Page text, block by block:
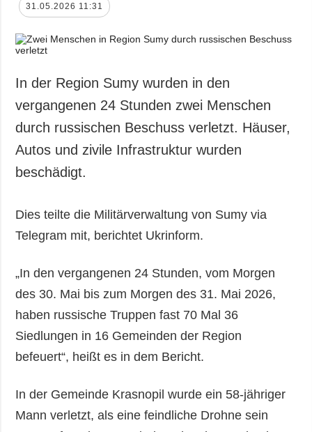
31.05.2026 11:31
In der Region Sumy wurden in den
vergangenen 24 Stunden zwei Menschen
durch russischen Beschuss verletzt. Häuser,
Autos und zivile Infrastruktur wurden
beschädigt.
Dies teilte die Militärverwaltung von Sumy via
Telegram mit, berichtet Ukrinform.
„In den vergangenen 24 Stunden, vom Morgen
des 30. Mai bis zum Morgen des 31. Mai 2026,
haben russische Truppen fast 70 Mal 36
Siedlungen in 16 Gemeinden der Region
befeuert“, heißt es in dem Bericht.
In der Gemeinde Krasnopil wurde ein 58-jähriger
Mann verletzt, als eine feindliche Drohne sein